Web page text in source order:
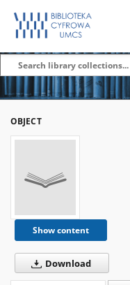
OBJECT
Show content
Download